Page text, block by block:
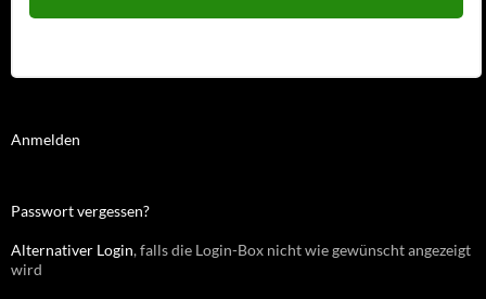
Anmelden
Passwort vergessen?
Alternativer Login, falls die Login-Box nicht wie gewünscht angezeigt
wird